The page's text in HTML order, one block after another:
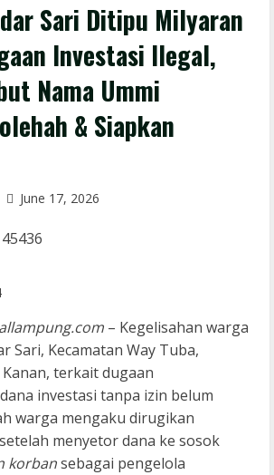
Sari Ditipu Milyaran
Investasi Ilegal,
Nama Ummi
& Siapkan
June 17, 2026
– Kegelisahan warga
Sari, Kecamatan Way Tuba,
terkait dugaan
investasi tanpa izin belum
warga mengaku dirugikan
menyetor dana ke sosok
korbansebagai pengelola